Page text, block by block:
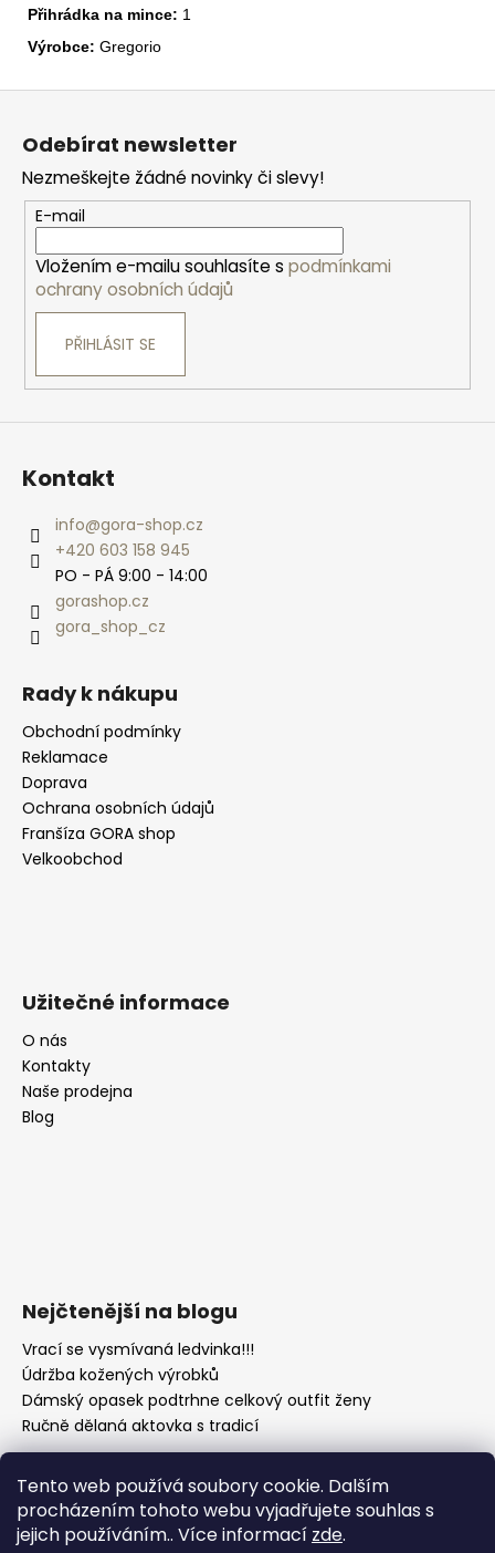
Tento web používá soubory cookie. Dalším
procházením tohoto webu vyjadřujete souhlas s
jejich používáním.. Více informací zde.
Přihrádka na mince: 1
Výrobce: Gregorio
Z
Odebírat newsletter
Nezmeškejte žádné novinky či slevy!
E-mail
Vložením e-mailu souhlasíte s podmínkami
ochrany osobních údajů
PŘIHLÁSIT SE
Kontakt
info@gora-shop.cz
+420 603 158 945
PO - PÁ 9:00 - 14:00
gorashop.cz
gora_shop_cz
Rady k nákupu
Obchodní podmínky
Reklamace
Doprava
Ochrana osobních údajů
Franšíza GORA shop
Velkoobchod
Užitečné informace
O nás
Kontakty
Naše prodejna
Blog
Nejčtenější na blogu
Vrací se vysmívaná ledvinka!!!
Údržba kožených výrobků
Dámský opasek podtrhne celkový outfit ženy
Ručně dělaná aktovka s tradicí